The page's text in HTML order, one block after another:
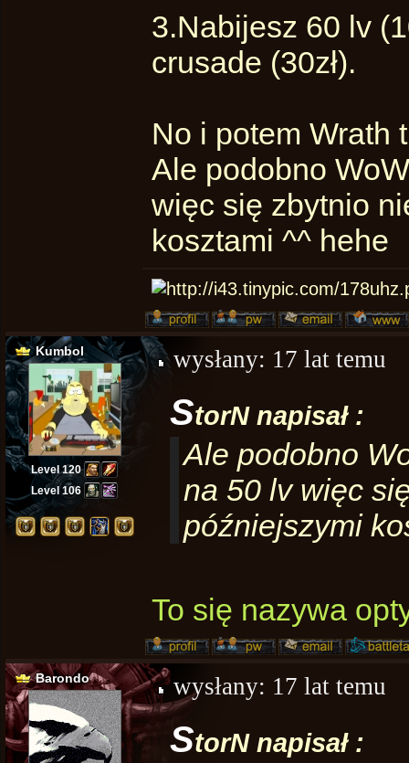
3.Nabijesz 60 lv
crusade (30zł).
No i potem Wrath
Ale podobno
więc się zbytnio
kosztami ^^ hehe
Kumbol
Level 120
Level 106
wysłany: 17 lat temu
StorN napisał :
Ale podobno
na 50 lv więc
późniejszymi
To się nazywa
Barondo wysłany: 17 lat temu
StorN napisał :